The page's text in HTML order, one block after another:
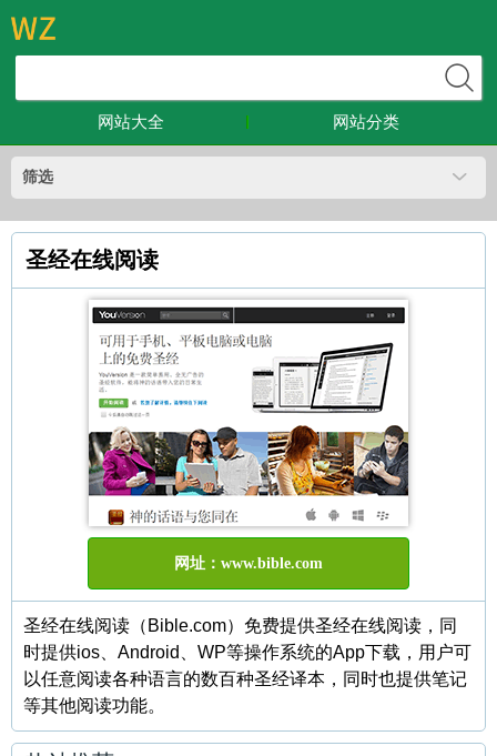
网站大全 网站分类
筛选
圣经在线阅读
网址：www.bible.com
圣经在线阅读（Bible.com）免费提供圣经在线阅读，同
时提供ios、Android、WP等操作系统的App下载，用户可
以任意阅读各种语言的数百种圣经译本，同时也提供笔记
等其他阅读功能。